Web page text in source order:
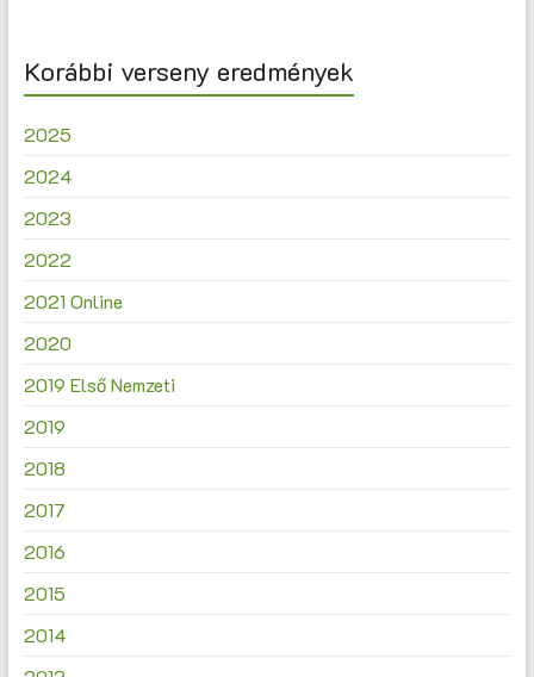
Korábbi verseny eredmények
2025
2024
2023
2022
2021 Online
2020
2019 Első Nemzeti
2019
2018
2017
2016
2015
2014